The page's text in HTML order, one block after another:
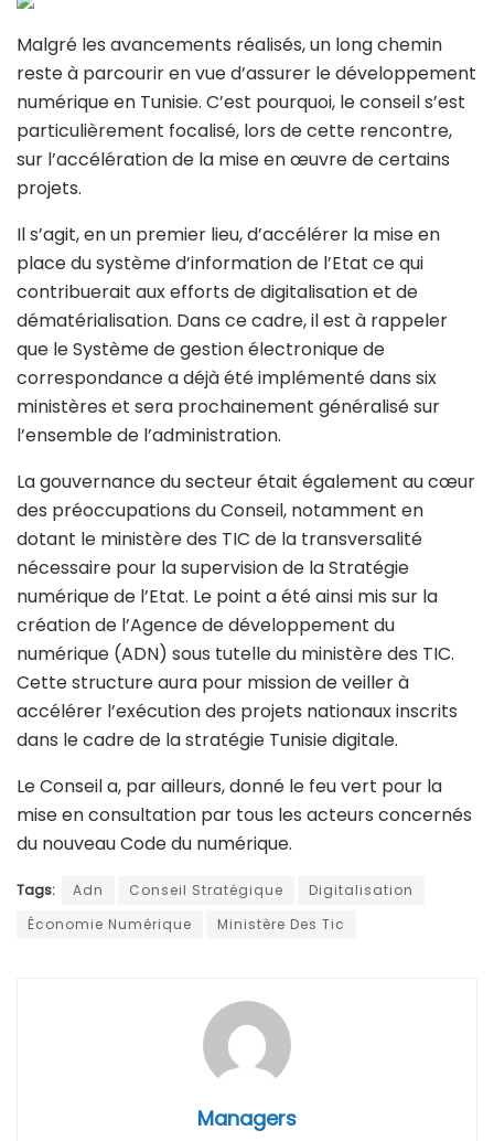
Malgré les avancements réalisés, un long chemin
reste à parcourir en vue d’assurer le développement
numérique en Tunisie. C’est pourquoi, le conseil s’est
particulièrement focalisé, lors de cette rencontre,
sur l’accélération de la mise en œuvre de certains
projets.
Il s’agit, en un premier lieu, d’accélérer la mise en
place du système d’information de l’Etat ce qui
contribuerait aux efforts de digitalisation et de
dématérialisation. Dans ce cadre, il est à rappeler
que le Système de gestion électronique de
correspondance a déjà été implémenté dans six
ministères et sera prochainement généralisé sur
l’ensemble de l’administration.
La gouvernance du secteur était également au cœur
des préoccupations du Conseil, notamment en
dotant le ministère des TIC de la transversalité
nécessaire pour la supervision de la Stratégie
numérique de l’Etat. Le point a été ainsi mis sur la
création de l’Agence de développement du
numérique (ADN) sous tutelle du ministère des TIC.
Cette structure aura pour mission de veiller à
accélérer l’exécution des projets nationaux inscrits
dans le cadre de la stratégie Tunisie digitale.
Le Conseil a, par ailleurs, donné le feu vert pour la
mise en consultation par tous les acteurs concernés
du nouveau Code du numérique.
Tags: Adn Conseil Stratégique
Digitalisation
Économie Numérique
Ministère Des Tic
Managers